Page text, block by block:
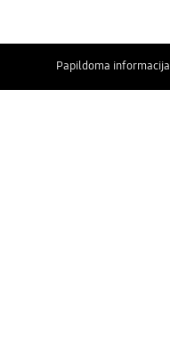
Papildoma informacija